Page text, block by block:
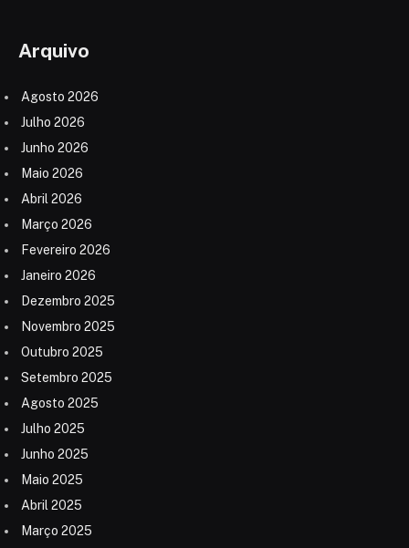
Arquivo
Agosto 2026
Julho 2026
Junho 2026
Maio 2026
Abril 2026
Março 2026
Fevereiro 2026
Janeiro 2026
Dezembro 2025
Novembro 2025
Outubro 2025
Setembro 2025
Agosto 2025
Julho 2025
Junho 2025
Maio 2025
Abril 2025
Março 2025